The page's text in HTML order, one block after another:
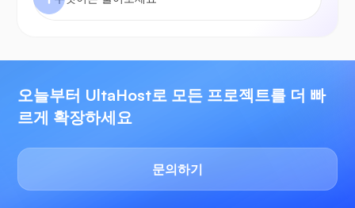
오늘부터 UltaHost로 모든 프로젝트를 더 빠
르게 확장하세요
문의하기